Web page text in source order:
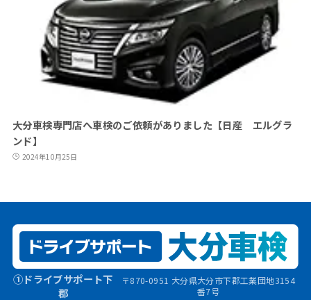
大分車検専門店へ車検のご依頼がありました【日産 エルグラ
ンド】
2024年10月25日
①ドライブサポート下
郡
〒870-0951 大分県大分市下郡工業団地3154
番7号